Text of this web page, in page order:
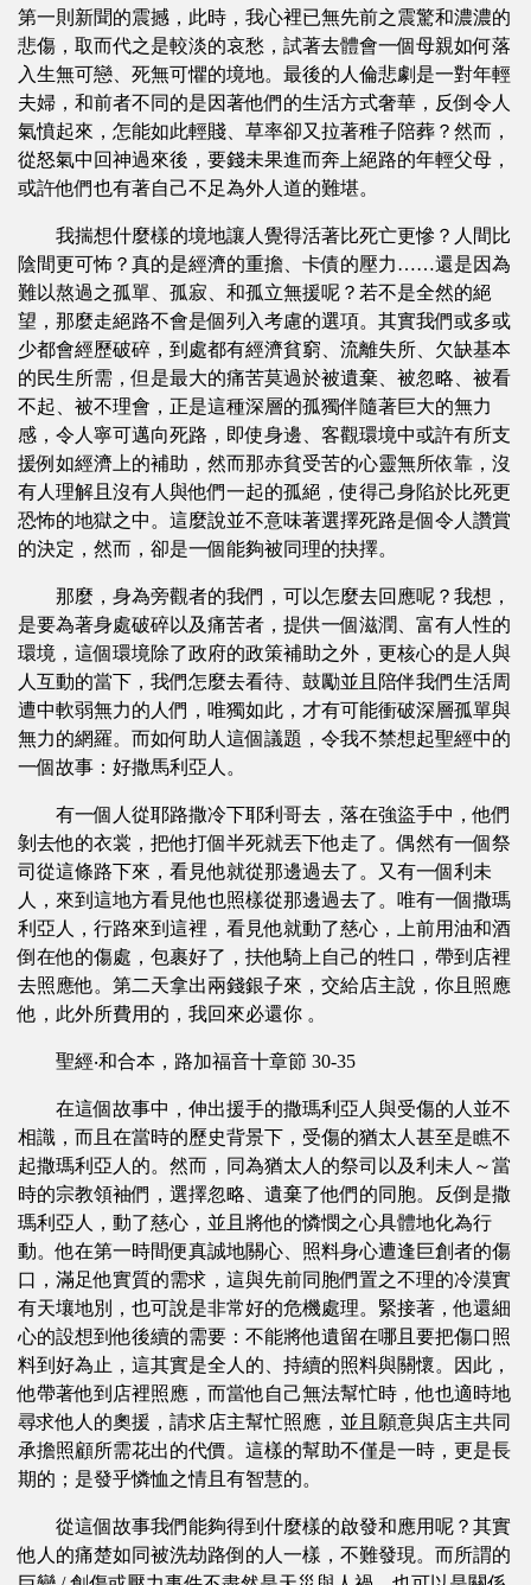
第一則新聞的震撼，此時，我心裡已無先前之震驚和濃濃的
悲傷，取而代之是較淡的哀愁，試著去體會一個母親如何落
入生無可戀、死無可懼的境地。最後的人倫悲劇是一對年輕
夫婦，和前者不同的是因著他們的生活方式奢華，反倒令人
氣憤起來，怎能如此輕賤、草率卻又拉著稚子陪葬？然而，
從怒氣中回神過來後，要錢未果進而奔上絕路的年輕父母，
或許他們也有著自己不足為外人道的難堪。
我揣想什麼樣的境地讓人覺得活著比死亡更慘？人間比
陰間更可怖？真的是經濟的重擔、卡債的壓力……還是因為
難以熬過之孤單、孤寂、和孤立無援呢？若不是全然的絕
望，那麼走絕路不會是個列入考慮的選項。其實我們或多或
少都會經歷破碎，到處都有經濟貧窮、流離失所、欠缺基本
的民生所需，但是最大的痛苦莫過於被遺棄、被忽略、被看
不起、被不理會，正是這種深層的孤獨伴隨著巨大的無力
感，令人寧可邁向死路，即使身邊、客觀環境中或許有所支
援例如經濟上的補助，然而那赤貧受苦的心靈無所依靠，沒
有人理解且沒有人與他們一起的孤絕，使得己身陷於比死更
恐怖的地獄之中。這麼說並不意味著選擇死路是個令人讚賞
的決定，然而，卻是一個能夠被同理的抉擇。
那麼，身為旁觀者的我們，可以怎麼去回應呢？我想，
是要為著身處破碎以及痛苦者，提供一個滋潤、富有人性的
環境，這個環境除了政府的政策補助之外，更核心的是人與
人互動的當下，我們怎麼去看待、鼓勵並且陪伴我們生活周
遭中軟弱無力的人們，唯獨如此，才有可能衝破深層孤單與
無力的網羅。而如何助人這個議題，令我不禁想起聖經中的
一個故事：好撒馬利亞人。
有一個人從耶路撒冷下耶利哥去，落在強盜手中，他們
剝去他的衣裳，把他打個半死就丟下他走了。偶然有一個祭
司從這條路下來，看見他就從那邊過去了。又有一個利未
人，來到這地方看見他也照樣從那邊過去了。唯有一個撒瑪
利亞人，行路來到這裡，看見他就動了慈心，上前用油和酒
倒在他的傷處，包裹好了，扶他騎上自己的牲口，帶到店裡
去照應他。第二天拿出兩錢銀子來，交給店主說，你且照應
他，此外所費用的，我回來必還你 。
聖經‧和合本，路加福音十章節 30-35
在這個故事中，伸出援手的撒瑪利亞人與受傷的人並不
相識，而且在當時的歷史背景下，受傷的猶太人甚至是瞧不
起撒瑪利亞人的。然而，同為猶太人的祭司以及利未人～當
時的宗教領袖們，選擇忽略、遺棄了他們的同胞。反倒是撒
瑪利亞人，動了慈心，並且將他的憐憫之心具體地化為行
動。他在第一時間便真誠地關心、照料身心遭逢巨創者的傷
口，滿足他實質的需求，這與先前同胞們置之不理的冷漠實
有天壤地別，也可說是非常好的危機處理。緊接著，他還細
心的設想到他後續的需要：不能將他遺留在哪且要把傷口照
料到好為止，這其實是全人的、持續的照料與關懷。因此，
他帶著他到店裡照應，而當他自己無法幫忙時，他也適時地
尋求他人的奧援，請求店主幫忙照應，並且願意與店主共同
承擔照顧所需花出的代價。這樣的幫助不僅是一時，更是長
期的；是發乎憐恤之情且有智慧的。
從這個故事我們能夠得到什麼樣的啟發和應用呢？其實
他人的痛楚如同被洗劫路倒的人一樣，不難發現。而所謂的